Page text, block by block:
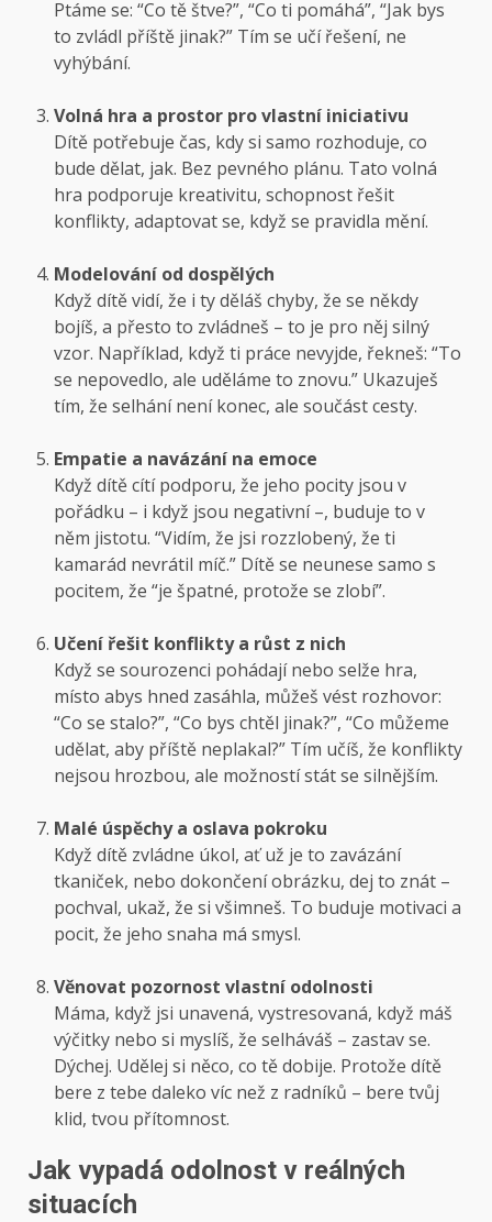
Ptáme se: “Co tě štve?”, “Co ti pomáhá”, “Jak bys
to zvládl příště jinak?” Tím se učí řešení, ne
vyhýbání.
Volná hra a prostor pro vlastní iniciativu
Dítě potřebuje čas, kdy si samo rozhoduje, co
bude dělat, jak. Bez pevného plánu. Tato volná
hra podporuje kreativitu, schopnost řešit
konflikty, adaptovat se, když se pravidla mění.
Modelování od dospělých
Když dítě vidí, že i ty děláš chyby, že se někdy
bojíš, a přesto to zvládneš – to je pro něj silný
vzor. Například, když ti práce nevyjde, řekneš: “To
se nepovedlo, ale uděláme to znovu.” Ukazuješ
tím, že selhání není konec, ale součást cesty.
Empatie a navázání na emoce
Když dítě cítí podporu, že jeho pocity jsou v
pořádku – i když jsou negativní –, buduje to v
něm jistotu. “Vidím, že jsi rozzlobený, že ti
kamarád nevrátil míč.” Dítě se neunese samo s
pocitem, že “je špatné, protože se zlobí”.
Učení řešit konflikty a růst z nich
Když se sourozenci pohádají nebo selže hra,
místo abys hned zasáhla, můžeš vést rozhovor:
“Co se stalo?”, “Co bys chtěl jinak?”, “Co můžeme
udělat, aby příště neplakal?” Tím učíš, že konflikty
nejsou hrozbou, ale možností stát se silnějším.
Malé úspěchy a oslava pokroku
Když dítě zvládne úkol, ať už je to zavázání
tkaniček, nebo dokončení obrázku, dej to znát –
pochval, ukaž, že si všimneš. To buduje motivaci a
pocit, že jeho snaha má smysl.
Věnovat pozornost vlastní odolnosti
Máma, když jsi unavená, vystresovaná, když máš
výčitky nebo si myslíš, že selháváš – zastav se.
Dýchej. Udělej si něco, co tě dobije. Protože dítě
bere z tebe daleko víc než z radníků – bere tvůj
klid, tvou přítomnost.
Jak vypadá odolnost v reálných
situacích